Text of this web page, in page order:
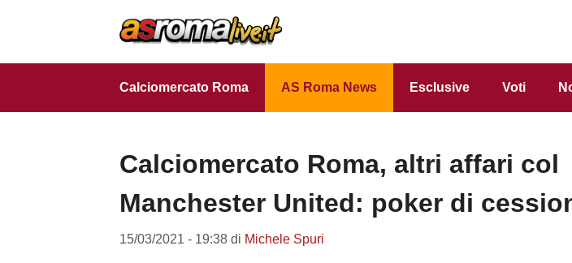
Calciomercato Roma AS Roma News Esclusive Voti
Calciomercato Roma, altri affari col
Manchester United: poker di
15/03/2021 - 19:38 di Michele Spuri